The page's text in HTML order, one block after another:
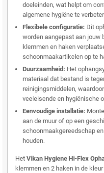
doeleinden, wat helpt om
algemene hygiëne te
Flexibele configuratie: Dit
worden aangepast aan jouw
klemmen en haken
schoonmaakartikelen op te
Duurzaamheid: Het
materiaal dat bestand is
reinigingsmiddelen,
veeleisende en hygiënische
Eenvoudige installatie:
aan de muur of op een
schoonmaakgereedschap
houden.
Het Vikan Hygiene Hi-Flex
klemmen en 2 haken in de